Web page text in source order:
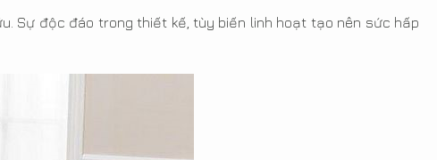
Sự độc đáo trong thiết kế, tùy biến linh hoạt tạo nên sức hấp